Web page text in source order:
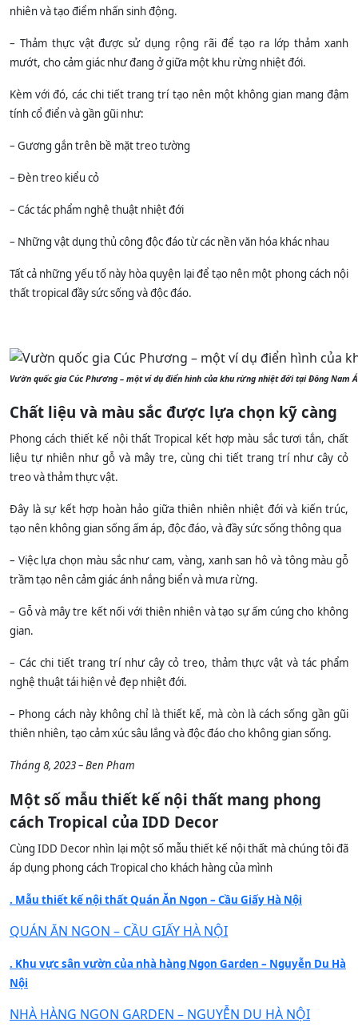
nhiên và tạo điểm nhấn sinh động.
– Thảm thực vật được sử dụng rộng rãi để tạo ra lớp thảm xanh
mướt, cho cảm giác như đang ở giữa một khu rừng nhiệt đới.
Kèm với đó, các chi tiết trang trí tạo nên một không gian mang đậm
tính cổ điển và gần gũi như:
– Gương gắn trên bề mặt treo tường
– Đèn treo kiểu cỏ
– Các tác phẩm nghệ thuật nhiệt đới
– Những vật dụng thủ công độc đáo từ các nền văn hóa khác nhau
Tất cả những yếu tố này hòa quyện lại để tạo nên một phong cách nội
thất tropical đầy sức sống và độc đáo.
Vườn quốc gia Cúc Phương – một ví dụ điển hình của khu rừng nhiệt đới tại Đông Nam
Chất liệu và màu sắc được lựa chọn kỹ càng
Phong cách thiết kế nội thất Tropical kết hợp màu sắc tươi tắn, chất
liệu tự nhiên như gỗ và mây tre, cùng chi tiết trang trí như cây cỏ
treo và thảm thực vật.
Đây là sự kết hợp hoàn hảo giữa thiên nhiên nhiệt đới và kiến trúc,
tạo nên không gian sống ấm áp, độc đáo, và đầy sức sống thông qua
– Việc lựa chọn màu sắc như cam, vàng, xanh san hô và tông màu gỗ
trầm tạo nên cảm giác ánh nắng biển và mưa rừng.
– Gỗ và mây tre kết nối với thiên nhiên và tạo sự ấm cúng cho không
gian.
– Các chi tiết trang trí như cây cỏ treo, thảm thực vật và tác phẩm
nghệ thuật tái hiện vẻ đẹp nhiệt đới.
– Phong cách này không chỉ là thiết kế, mà còn là cách sống gần gũi
thiên nhiên, tạo cảm xúc sâu lắng và độc đáo cho không gian sống.
Tháng 8, 2023 – Ben Pham
Một số mẫu thiết kế nội thất mang phong
cách Tropical của IDD Decor
Cùng IDD Decor nhìn lại một số mẫu thiết kế nội thất mà chúng tôi đã
áp dụng phong cách Tropical cho khách hàng của mình
. Mẫu thiết kế nội thất Quán Ăn Ngon – Cầu Giấy Hà Nội
QUÁN ĂN NGON – CẦU GIẤY HÀ NỘI
. Khu vực sân vườn của nhà hàng Ngon Garden – Nguyễn Du Hà
Nội
NHÀ HÀNG NGON GARDEN – NGUYỄN DU HÀ NỘI